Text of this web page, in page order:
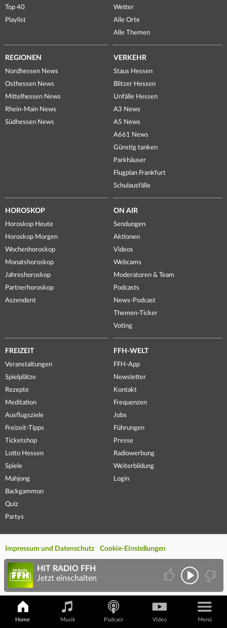
Top 40
Playlist
Wetter
Alle Orte
Alle Themen
REGIONEN
Nordhessen News
Osthessen News
Mittelhessen News
Rhein-Main News
Südhessen News
VERKEHR
Staus Hessen
Blitzer Hessen
Unfälle Hessen
A3 News
A5 News
A661 News
Günstig tanken
Parkhäuser
Flugplan Frankfurt
Schulausfälle
HOROSKOP
Horoskop Heute
Horoskop Morgen
Wochenhoroskop
Monatshoroskop
Jahreshoroskop
Partnerhoroskop
Aszendent
ON AIR
Sendungen
Aktionen
Videos
Webcams
Moderatoren & Team
Podcasts
News-Podcast
Themen-Ticker
Voting
FREIZEIT
Veranstaltungen
Spielplätze
Rezepte
Meditation
Ausflugsziele
Freizeit-Tipps
Ticketshop
Lotto Hessen
Spiele
Mahjong
Backgammon
Quiz
Partys
FFH-WELT
FFH-App
Newsletter
Kontakt
Frequenzen
Jobs
Führungen
Presse
Radiowerbung
Weiterbildung
Login
Impressum und Datenschutz Cookie-Einstellungen
Home Musik Podcast Video Menü
HIT RADIO FFH
Jetzt einschalten